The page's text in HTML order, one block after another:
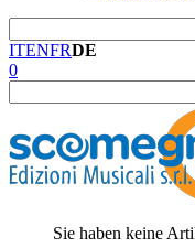
ITENFRDE
0
Sie haben keine